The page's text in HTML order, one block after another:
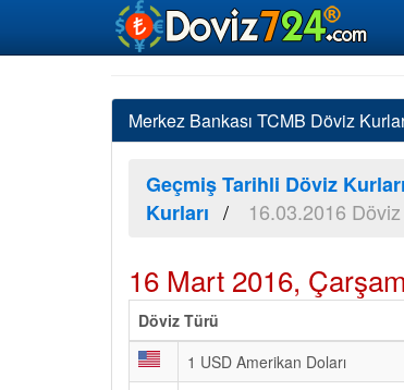
Merkez Bankası TCMB Döviz
Geçmiş Tarihli Döviz Kurları
Kurları
16.03.2016 Döviz
16 Mart 2016,
Döviz Türü
1 USD Amerikan Doları